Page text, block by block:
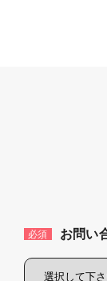
必須 お問い